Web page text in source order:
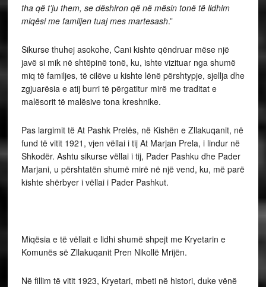
tha që t’ju them, se dëshiron që në mësin tonë të lidhim
miqësi me familjen tuaj mes martesash.”
Sikurse thuhej asokohe, Cani kishte qëndruar mëse një
javë si mik në shtëpinë tonë, ku, ishte vizituar nga shumë
miq të familjes, të cilëve u kishte lënë përshtypje, sjellja dhe
zgjuarësia e atij burri të përgatitur mirë me traditat e
malësorit të malësive tona kreshnike.
Pas largimit të At Pashk Prelës, në Kishën e Zllakuqanit, në
fund të vitit 1921, vjen vëllai i tij At Marjan Prela, i lindur në
Shkodër. Ashtu sikurse vëllai i tij, Pader Pashku dhe Pader
Marjani, u përshtatën shumë mirë në një vend, ku, më parë
kishte shërbyer i vëllai i Pader Pashkut.
Miqësia e të vëllait e lidhi shumë shpejt me Kryetarin e
Komunës së Zllakuqanit Pren Nikollë Mrijën.
Në fillim të vitit 1923, Kryetari, mbeti në histori, duke vënë